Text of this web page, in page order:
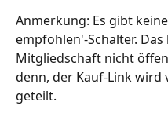
Anmerkung: Es gibt
empfohlen'-Schalter.
Mitgliedschaft nicht
denn, der Kauf-Link
geteilt.